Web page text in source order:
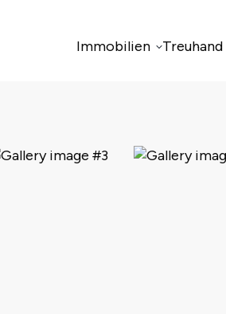
Immobilien Treuhand